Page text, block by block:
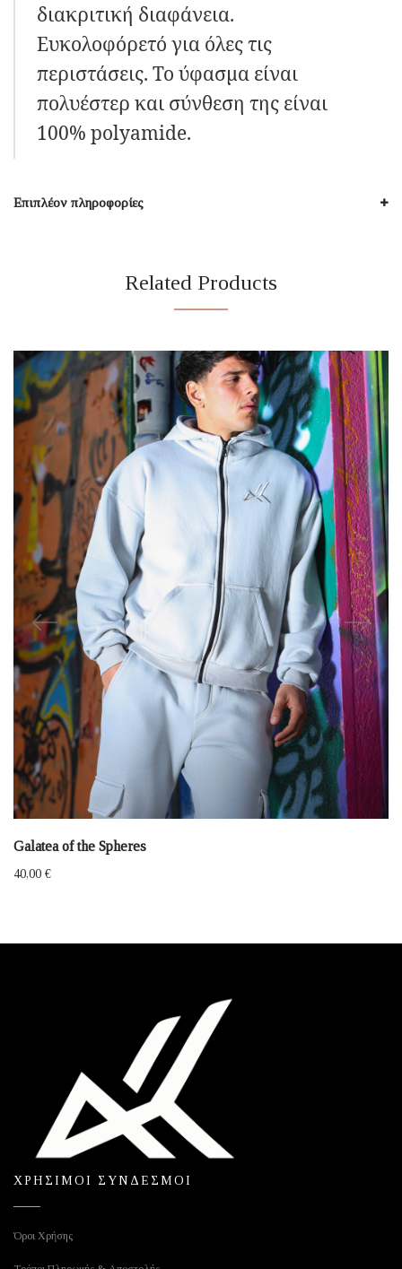
διακριτική διαφάνεια.
Ευκολοφόρετό για όλες τις
περιστάσεις. Το ύφασμα είναι
πολυέστερ και σύνθεση της είναι
100% polyamide.
Επιπλέον πληροφορίες
Related Products
Galatea of the Spheres
40,00 €
ΧΡΗΣΙΜΟΙ ΣΥΝΔΕΣΜΟΙ
Όροι Χρήσης